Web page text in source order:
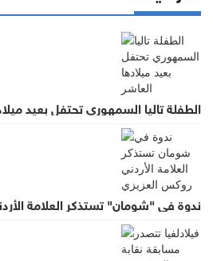
الطفلة تاليا السمهوري تحتفل بعيد
ندوة في "شومان" تستذكر العلامة